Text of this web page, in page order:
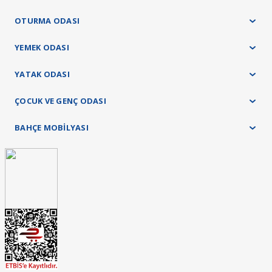
OTURMA ODASI
YEMEK ODASI
YATAK ODASI
ÇOCUK VE GENÇ ODASI
BAHÇE MOBİLYASI